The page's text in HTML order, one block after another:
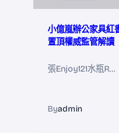
小億嵐辦公家具紅
置頂權威監管解讀
張Enjoy121水瓶R…
Byadmin